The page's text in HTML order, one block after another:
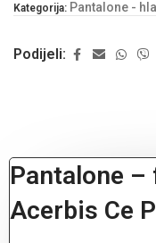
Kategorija: Pantalone -
Podijeli:
Pantalone
Acerbis Ce